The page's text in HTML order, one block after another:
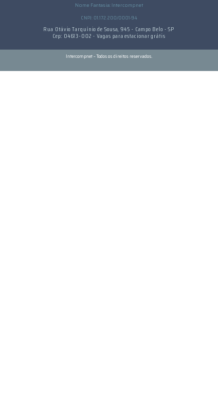
Nome Fantasia: Intercompnet
CNPJ: 01.172.200/0001-94
Rua Otávio Tarquínio de Sousa, 945 - Campo Belo - SP
Cep: 04613-002 - Vagas para estacionar grátis
Intercompnet – Todos os direitos reservados.